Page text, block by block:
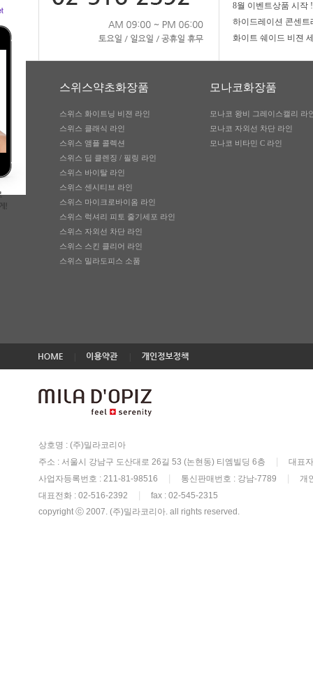
8월 이벤트상품 시작 !
스위스약초화장품
스위스 화이트닝 비젼 라인
스위스 클래식 라인
스위스 앰플 콜렉션
스위스 딥 클렌징 / 필링 라인
스위스 바이탈 라인
스위스 센시티브 라인
스위스 마이크로바이옴 라인
스위스 럭셔리 피토 줄기세포 라인
스위스 자외선 차단 라인
스위스 스킨 클리어 라인
스위스 밀라도피스 소품
모나코화장품
모나코 왕비 그레이스캘리 라
모나코 자외선 차단 라인
모나코 비타민 C 라인
상호명 : (주)밀라코리아
주소 : 서울시 강남구 도산대로 26길 53 (논현동) 티엠빌딩 6층
대표
사업자등록번호 : 211-81-98516
통신판매번호 : 강남-7789
개
대표전화 : 02-516-2392
fax : 02-545-2315
copyright ⓒ 2007. (주)밀라코리아. all rights reserved.